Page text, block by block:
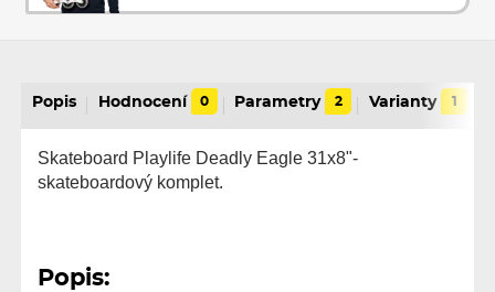
Popis Hodnocení 0 Parametry 2 Varianty 1
Skateboard Playlife Deadly Eagle 31x8"-
skateboardový komplet.
Popis: